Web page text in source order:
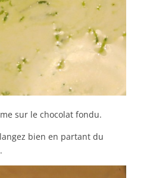
sur le chocolat fondu.
bien en partant du